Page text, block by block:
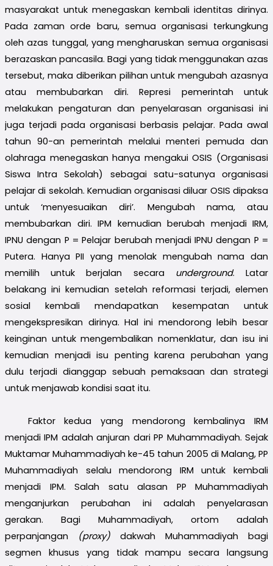
masyarakat untuk menegaskan kembali identitas dirinya.
Pada zaman orde baru, semua organisasi terkungkung
oleh azas tunggal, yang mengharuskan semua organisasi
berazaskan pancasila. Bagi yang tidak menggunakan azas
tersebut, maka diberikan pilihan untuk mengubah azasnya
atau membubarkan diri. Represi pemerintah untuk
melakukan pengaturan dan penyelarasan organisasi ini
juga terjadi pada organisasi berbasis pelajar. Pada awal
tahun 90-an pemerintah melalui menteri pemuda dan
olahraga menegaskan hanya mengakui OSIS (Organisasi
Siswa Intra Sekolah) sebagai satu-satunya organisasi
pelajar di sekolah. Kemudian organisasi diluar OSIS dipaksa
untuk ‘menyesuaikan diri’. Mengubah nama, atau
membubarkan diri. IPM kemudian berubah menjadi IRM,
IPNU dengan P = Pelajar berubah menjadi IPNU dengan P =
Putera. Hanya PII yang menolak mengubah nama dan
memilih untuk berjalan secara underground. Latar
belakang ini kemudian setelah reformasi terjadi, elemen
sosial kembali mendapatkan kesempatan untuk
mengekspresikan dirinya. Hal ini mendorong lebih besar
keinginan untuk mengembalikan nomenklatur, dan isu ini
kemudian menjadi isu penting karena perubahan yang
dulu terjadi dianggap sebuah pemaksaan dan strategi
untuk menjawab kondisi saat itu.
Faktor kedua yang mendorong kembalinya IRM
menjadi IPM adalah anjuran dari PP Muhammadiyah. Sejak
Muktamar Muhammadiyah ke-45 tahun 2005 di Malang, PP
Muhammadiyah selalu mendorong IRM untuk kembali
menjadi IPM. Salah satu alasan PP Muhammadiyah
menganjurkan perubahan ini adalah penyelarasan
gerakan. Bagi Muhammadiyah, ortom adalah
perpanjangan (proxy) dakwah Muhammadiyah bagi
segmen khusus yang tidak mampu secara langsung